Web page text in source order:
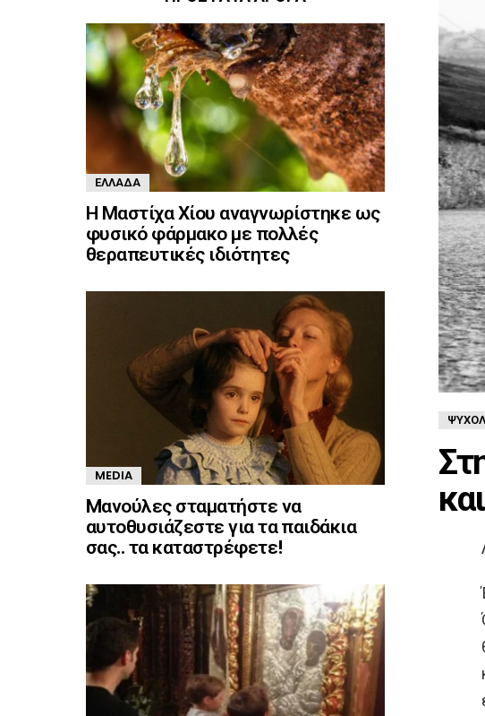
ΕΛΛΆΔΑ
Η Μαστίχα Χίου αναγνωρίστηκε ως
φυσικό φάρμακο με πολλές
θεραπευτικές ιδιότητες
MEDIA
Mανούλες σταματήστε να
αυτοθυσιάζεστε για τα παιδάκια
σας.. τα καταστρέφετε!